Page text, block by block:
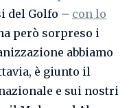
del Golfo – con lo
però sorpreso i
abbiamo
è giunto il
e sui nostri